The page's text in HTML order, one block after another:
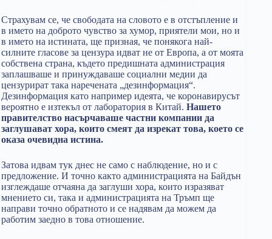
Страхувам се, че свободата на словото е в отстъпление и
в името на доброто чувство за хумор, приятели мои, но и
в името на истината, ще призная, че понякога най-
силните гласове за цензура идват не от Европа, а от моята
собствена страна, където предишната администрация
заплашваше и принуждаваше социални медии да
цензурират така наречената „дезинформация“.
Дезинформация като например идеята, че коронавирусът
вероятно е изтекъл от лаборатория в Китай. Нашето
правителство насърчаваше частни компании да
заглушават хора, които смеят да изрекат това, което се
оказа очевидна истина.
Затова идвам тук днес не само с наблюдение, но и с
предложение. И точно както администрацията на Байдън
изглеждаше отчаяна да заглуши хора, които изразяват
мнението си, така и администрацията на Тръмп ще
направи точно обратното и се надявам да можем да
работим заедно в това отношение.